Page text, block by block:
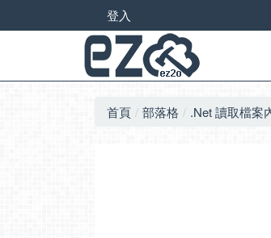
登入
首頁 部落格 .Net 讀取檔案